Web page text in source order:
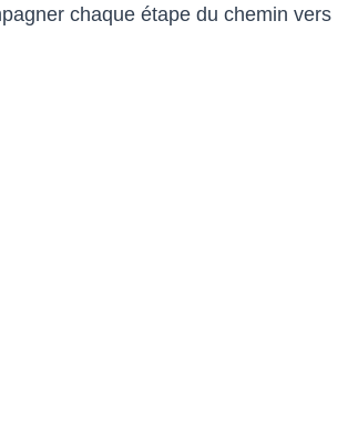
chaque étape du chemin vers